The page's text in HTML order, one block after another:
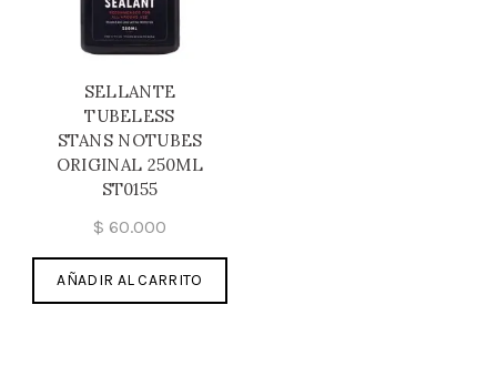
SELLANTE
TUBELESS
STANS NOTUBES
ORIGINAL 250ML
ST0155
$ 60.000
AÑADIR AL CARRITO